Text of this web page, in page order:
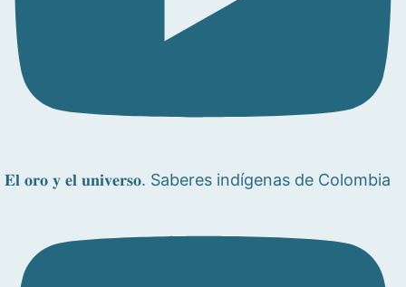
𝐄𝐥 𝐨𝐫𝐨 𝐲 𝐞𝐥 𝐮𝐧𝐢𝐯𝐞𝐫𝐬𝐨. Saberes indígenas de Colombia